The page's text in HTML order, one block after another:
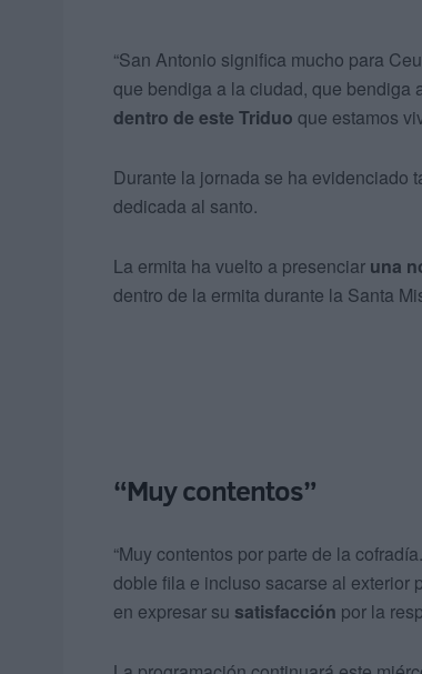
“San Antonio significa mucho para
que bendiga a la ciudad, que bendiga
dentro de este Triduo que estamos
Durante la jornada se ha evidenciado
dedicada al santo.
La ermita ha vuelto a presenciar una
dentro de la ermita durante la Santa
“Muy contentos”
“Muy contentos por parte de la cofradía.
doble fila e incluso sacarse al exterior
en expresar su satisfacción por la